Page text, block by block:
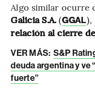
Algo similar ocurre
Galicia S.A. (GGAL),
relación al cierre
VER MÁS: S&P
deuda argentina y ve
fuerte”